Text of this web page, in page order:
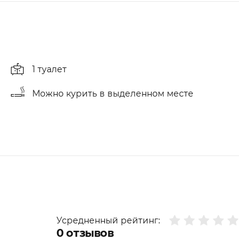
1 туалет
Можно курить в выделенном месте
Усредненный рейтинг:
0отзывов